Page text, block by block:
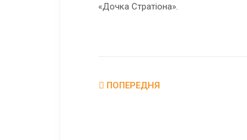
«Дочка Стратіона».
ПОПЕРЕДНЯ